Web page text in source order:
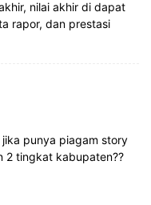
nilai akhir di dapat
rapor, dan prestasi
punya piagam story
2 tingkat kabupaten??